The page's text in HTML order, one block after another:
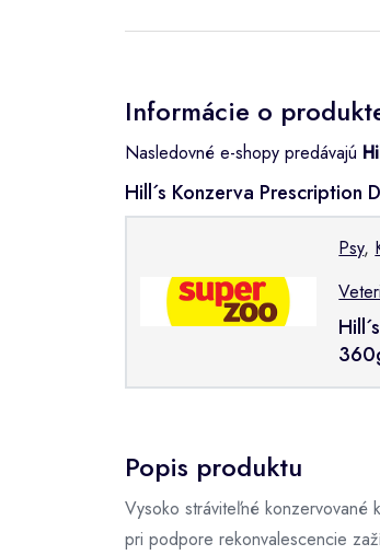
Informácie o
Nasledovné e-shopy predávajú
Hill´s Konzerva
Psy,
Popis produktu
Vysoko stráviteľné konzervované
pri podpore rekonvalescencie